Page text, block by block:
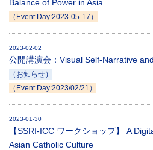
Balance of Power in Asia
（Event Day:2023-05-17）
2023-02-02
公開講演会：Visual Self-Narrative
（お知らせ）
（Event Day:2023/02/21）
2023-01-30
【SSRI-ICC ワークショップ】 A
Asian Catholic Culture